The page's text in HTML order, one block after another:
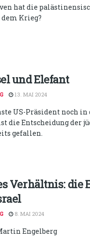
hat die
Krieg?
und Elefant
13. MAI 2024
US-Präsident noch in
die Entscheidung der
gefallen.
Verhältnis: die
8. MAI 2024
Engelberg